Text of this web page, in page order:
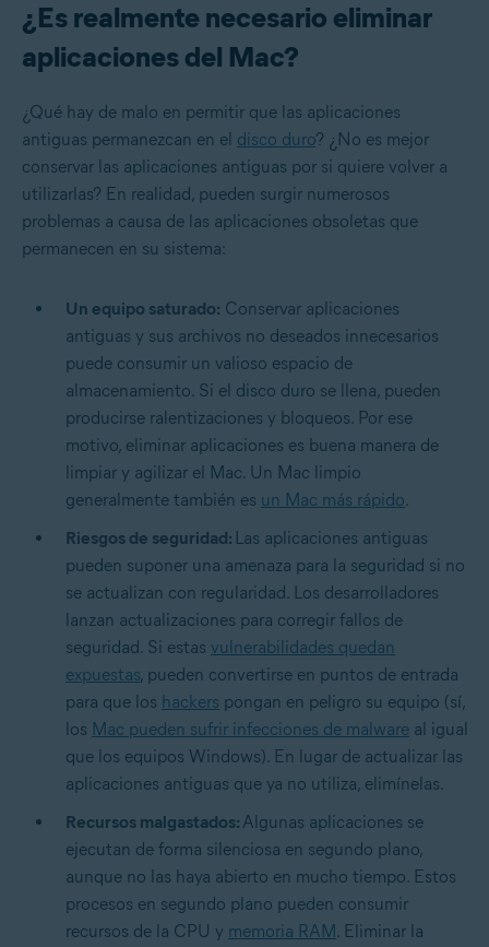
¿Es realmente necesario eliminar
aplicaciones del Mac?
¿Qué hay de malo en permitir que las aplicaciones
antiguas permanezcan en el disco duro? ¿No es mejor
conservar las aplicaciones antiguas por si quiere volver a
utilizarlas? En realidad, pueden surgir numerosos
problemas a causa de las aplicaciones obsoletas que
permanecen en su sistema:
Un equipo saturado: Conservar aplicaciones
antiguas y sus archivos no deseados innecesarios
puede consumir un valioso espacio de
almacenamiento. Si el disco duro se llena, pueden
producirse ralentizaciones y bloqueos. Por ese
motivo, eliminar aplicaciones es buena manera de
limpiar y agilizar el Mac. Un Mac limpio
generalmente también es un Mac más rápido.
Riesgos de seguridad: Las aplicaciones antiguas
pueden suponer una amenaza para la seguridad si no
se actualizan con regularidad. Los desarrolladores
lanzan actualizaciones para corregir fallos de
seguridad. Si estas vulnerabilidades quedan
expuestas, pueden convertirse en puntos de entrada
para que los hackers pongan en peligro su equipo (sí,
los Mac pueden sufrir infecciones de malware al igual
que los equipos Windows). En lugar de actualizar las
aplicaciones antiguas que ya no utiliza, elimínelas.
Recursos malgastados: Algunas aplicaciones se
ejecutan de forma silenciosa en segundo plano,
aunque no las haya abierto en mucho tiempo. Estos
procesos en segundo plano pueden consumir
recursos de la CPU y memoria RAM. Eliminar la